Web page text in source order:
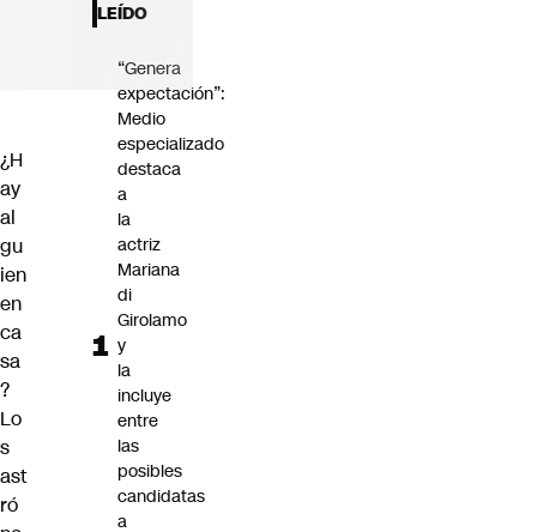
¿H
ay
al
gu
ien
en
ca
sa
?
Lo
s
ast
ró
LEÍDO
“Genera
expectación”:
Medio
especializado
destaca
a
la
actriz
Mariana
di
Girolamo
y
la
incluye
entre
las
posibles
candidatas
a